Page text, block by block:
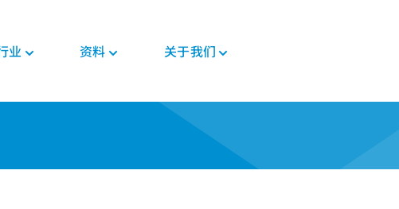
PEEK 纤维
齿轮解决方案
业
威格斯电机解决方案
家用电器
资料
手册
MSDS
关于我们